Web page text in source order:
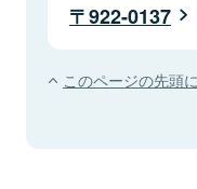
922-0137
このページの先頭